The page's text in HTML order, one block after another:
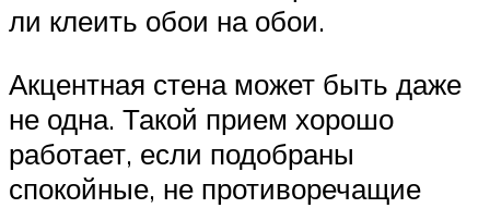
ли клеить обои на обои.
Акцентная стена может быть даже
не одна. Такой прием хорошо
работает, если подобраны
спокойные, не противоречащие